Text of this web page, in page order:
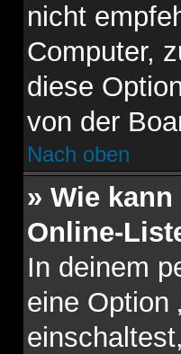
nicht
Computer,
diese
von der
Nach oben
» Wie
Online-
In deinem
eine Option